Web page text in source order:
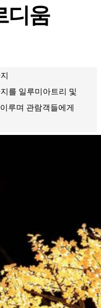
디움
를 일루미아트리 및
루며 관람객들에게